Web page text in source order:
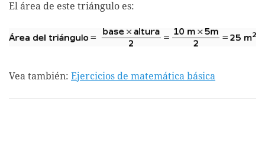
El área de este triángulo es:
Vea también: Ejercicios de matemática básica